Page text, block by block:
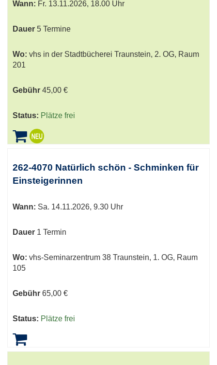
Wann: Fr. 13.11.2026, 18.00 Uhr
Dauer 5 Termine
Wo: vhs in der Stadtbücherei Traunstein, 2. OG, Raum
201
Gebühr 45,00 €
Status: Plätze frei
262-4070 Natürlich schön - Schminken für
Einsteigerinnen
Wann: Sa. 14.11.2026, 9.30 Uhr
Dauer 1 Termin
Wo: vhs-Seminarzentrum 38 Traunstein, 1. OG, Raum
105
Gebühr 65,00 €
Status: Plätze frei